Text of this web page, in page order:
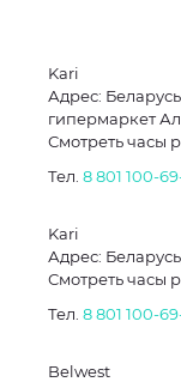
Kari
Адрес:
гипермаркет
Смотреть часы
Тел. 8 801 100-
Kari
Адрес:
Смотреть часы
Тел. 8 801 100-
Belwest